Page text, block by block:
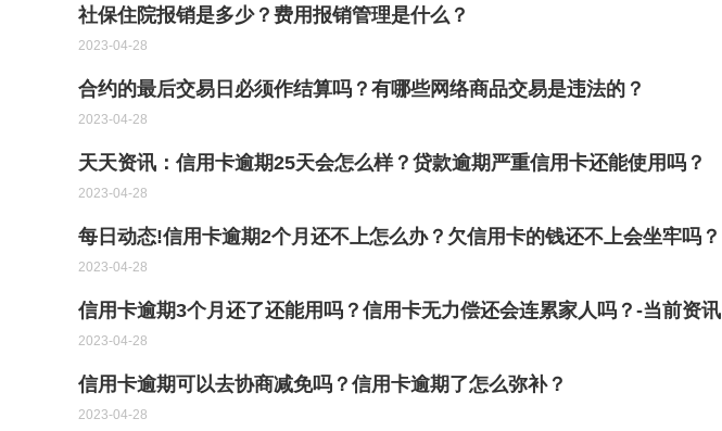
社保住院报销是多少？费用报销管理是什么？
2023-04-28
合约的最后交易日必须作结算吗？有哪些网络商品交易是违法的？
2023-04-28
天天资讯：信用卡逾期25天会怎么样？贷款逾期严重信用卡还能使用吗？
2023-04-28
每日动态!信用卡逾期2个月还不上怎么办？欠信用卡的钱还不上会坐牢吗？
2023-04-28
信用卡逾期3个月还了还能用吗？信用卡无力偿还会连累家人吗？-当前资讯
2023-04-28
信用卡逾期可以去协商减免吗？信用卡逾期了怎么弥补？
2023-04-28